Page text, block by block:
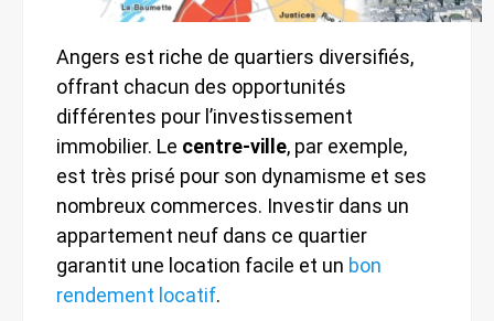
Angers est riche de quartiers diversifiés,
offrant chacun des opportunités
différentes pour l’investissement
immobilier. Le centre-ville, par exemple,
est très prisé pour son dynamisme et ses
nombreux commerces. Investir dans un
appartement neuf dans ce quartier
garantit une location facile et un bon
rendement locatif.